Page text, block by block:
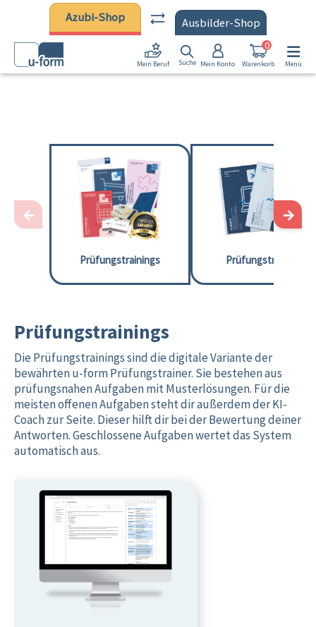
Zum Hauptinhalt springen
Azubi-Shop Ausbilder-Shop
Mein Beruf Suche Mein Konto Warenkorb
0
Menü
←
Prüfungstrainings Prüfungstrainer
→
Prüfungstrainings
Die Prüfungstrainings sind die digitale Variante der
bewährten u-form Prüfungstrainer. Sie bestehen aus
prüfungsnahen Aufgaben mit Musterlösungen. Für die
meisten offenen Aufgaben steht dir außerdem der KI-
Coach zur Seite. Dieser hilft dir bei der Bewertung deiner
Antworten. Geschlossene Aufgaben wertet das System
automatisch aus.